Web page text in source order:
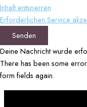
Inhalt entsperren
Erforderlichen Service
Senden
Deine Nachricht wurde
There has been some
form fields again.